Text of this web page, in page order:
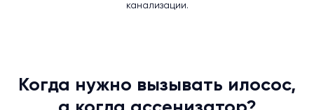
канализации.
Когда нужно вызывать илосос,